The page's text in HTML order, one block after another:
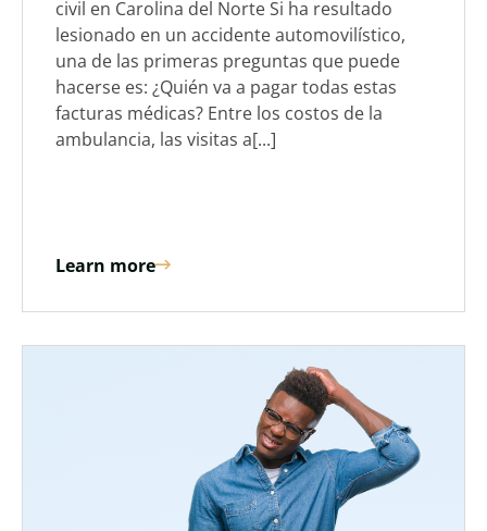
civil en Carolina del Norte Si ha resultado
lesionado en un accidente automovilístico,
una de las primeras preguntas que puede
hacerse es: ¿Quién va a pagar todas estas
facturas médicas? Entre los costos de la
ambulancia, las visitas a[...]
Learn more